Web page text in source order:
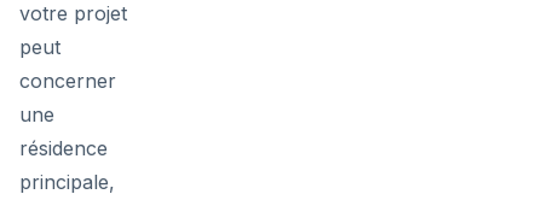
votre projet
peut
concerner
une
résidence
principale,